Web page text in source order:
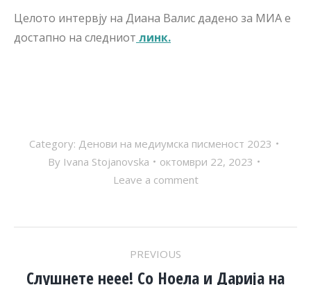
Целото интервју на Диана Валис дадено за МИА е
достапно на следниот линк.
Category: Денови на медиумска писменост 2023
By Ivana Stojanovska
октомври 22, 2023
Leave a comment
PREVIOUS
Слушнете неее! Со Ноела и Дарија на